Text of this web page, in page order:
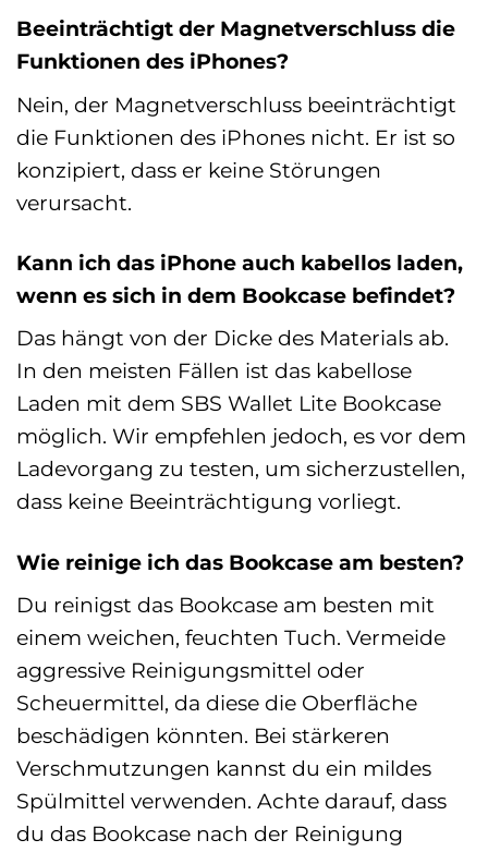
Beeinträchtigt der Magnetverschluss die
Funktionen des iPhones?
Nein, der Magnetverschluss beeinträchtigt
die Funktionen des iPhones nicht. Er ist so
konzipiert, dass er keine Störungen
verursacht.
Kann ich das iPhone auch kabellos laden,
wenn es sich in dem Bookcase befindet?
Das hängt von der Dicke des Materials ab.
In den meisten Fällen ist das kabellose
Laden mit dem SBS Wallet Lite Bookcase
möglich. Wir empfehlen jedoch, es vor dem
Ladevorgang zu testen, um sicherzustellen,
dass keine Beeinträchtigung vorliegt.
Wie reinige ich das Bookcase am besten?
Du reinigst das Bookcase am besten mit
einem weichen, feuchten Tuch. Vermeide
aggressive Reinigungsmittel oder
Scheuermittel, da diese die Oberfläche
beschädigen könnten. Bei stärkeren
Verschmutzungen kannst du ein mildes
Spülmittel verwenden. Achte darauf, dass
du das Bookcase nach der Reinigung